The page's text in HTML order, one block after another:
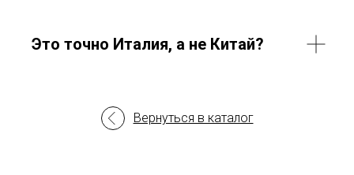
Это точно Италия, а не Китай?
Вернуться в каталог